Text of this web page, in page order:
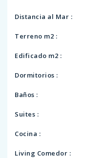
Distancia al Mar :
Terreno m2 :
Edificado m2 :
Dormitorios :
Baños :
Suites :
Cocina :
Living Comedor :